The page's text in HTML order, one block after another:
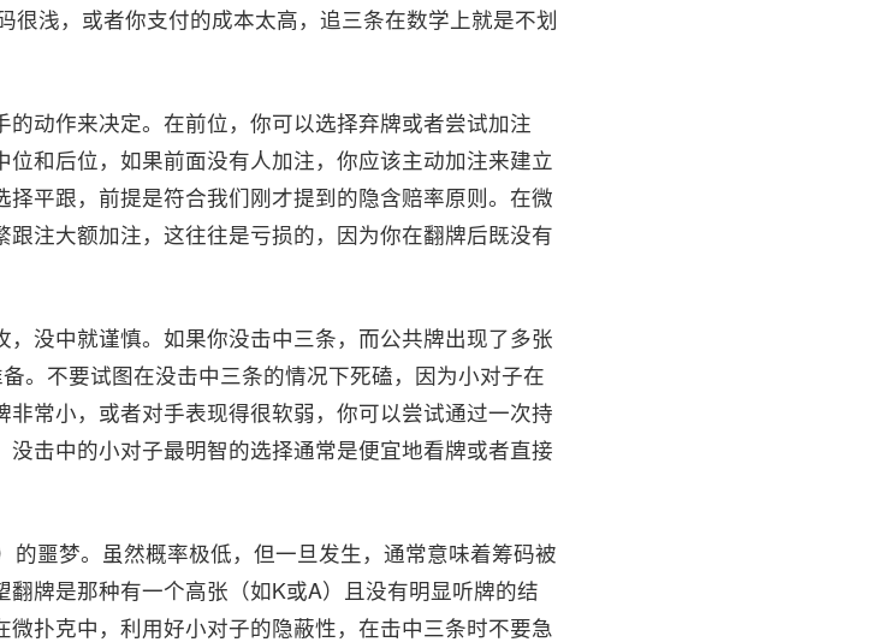
很浅，或者你支付的成本太高，追三条在数学上就是不划
动作来决定。在前位，你可以选择弃牌或者尝试加注
位和后位，如果前面没有人加注，你应该主动加注来建立
平跟，前提是符合我们刚才提到的隐含赔率原则。在微
注大额加注，这往往是亏损的，因为你在翻牌后既没有
没中就谨慎。如果你没击中三条，而公共牌出现了多张
。不要试图在没击中三条的情况下死磕，因为小对子在
常小，或者对手表现得很软弱，你可以尝试通过一次持
击中的小对子最明智的选择通常是便宜地看牌或者直接
的噩梦。虽然概率极低，但一旦发生，通常意味着筹码被
牌是那种有一个高张（如K或A）且没有明显听牌的结
扑克中，利用好小对子的隐蔽性，在击中三条时不要急